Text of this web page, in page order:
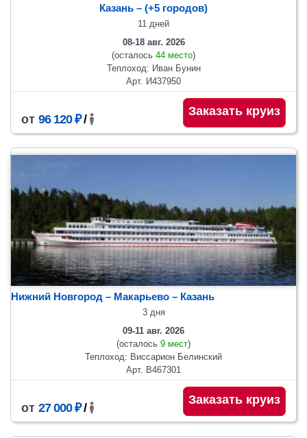
Казань – (+5 городов)
11 дней
08-18 авг. 2026
(осталось 44 место)
Теплоход: Иван Бунин
Арт. И437950
от 96 120 ₽/
Заказать круиз
Нижний Новгород – Макарьево – Казань
3 дня
09-11 авг. 2026
(осталось 9 мест)
Теплоход: Виссарион Белинский
Арт. В467301
от 27 000 ₽/
Заказать круиз